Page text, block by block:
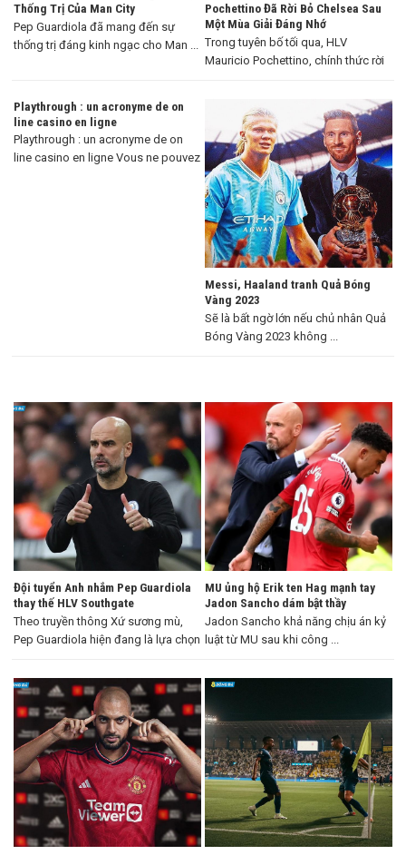
Thống Trị Của Man City
Pep Guardiola đã mang đến sự
thống trị đáng kinh ngạc cho Man ...
Pochettino Đã Rời Bỏ Chelsea Sau
Một Mùa Giải Đáng Nhớ
Trong tuyên bố tối qua, HLV
Mauricio Pochettino, chính thức rời
Playthrough : un acronyme de on
line casino en ligne
Playthrough : un acronyme de on
line casino en ligne Vous ne pouvez
Messi, Haaland tranh Quả Bóng
Vàng 2023
Sẽ là bất ngờ lớn nếu chủ nhân Quả
Bóng Vàng 2023 không ...
Đội tuyển Anh nhắm Pep Guardiola
thay thế HLV Southgate
Theo truyền thông Xứ sương mù,
Pep Guardiola hiện đang là lựa chọn
MU ủng hộ Erik ten Hag mạnh tay
Jadon Sancho dám bật thầy
Jadon Sancho khả năng chịu án kỷ
luật từ MU sau khi công ...